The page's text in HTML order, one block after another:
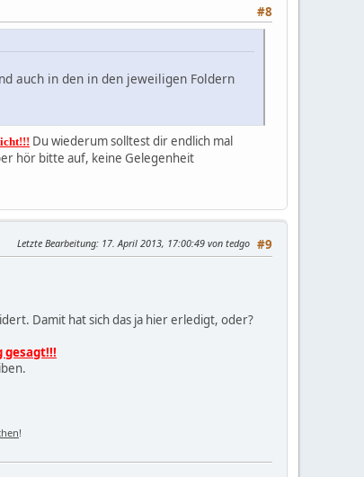
#8
auch in den in den jeweiligen Foldern
Du wiederum solltest dir endlich mal
hör bitte auf, keine Gelegenheit
#9
Letzte Bearbeitung: 17. April 2013, 17:00:49 von tedgo
Damit hat sich das ja hier erledigt, oder?
gesagt!!!
!